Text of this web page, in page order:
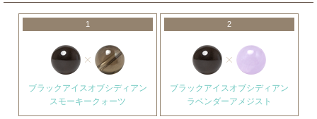
1
ブラックアイスオブシディアン
スモーキークォーツ
2
ブラックアイスオブシディアン
ラベンダーアメジスト